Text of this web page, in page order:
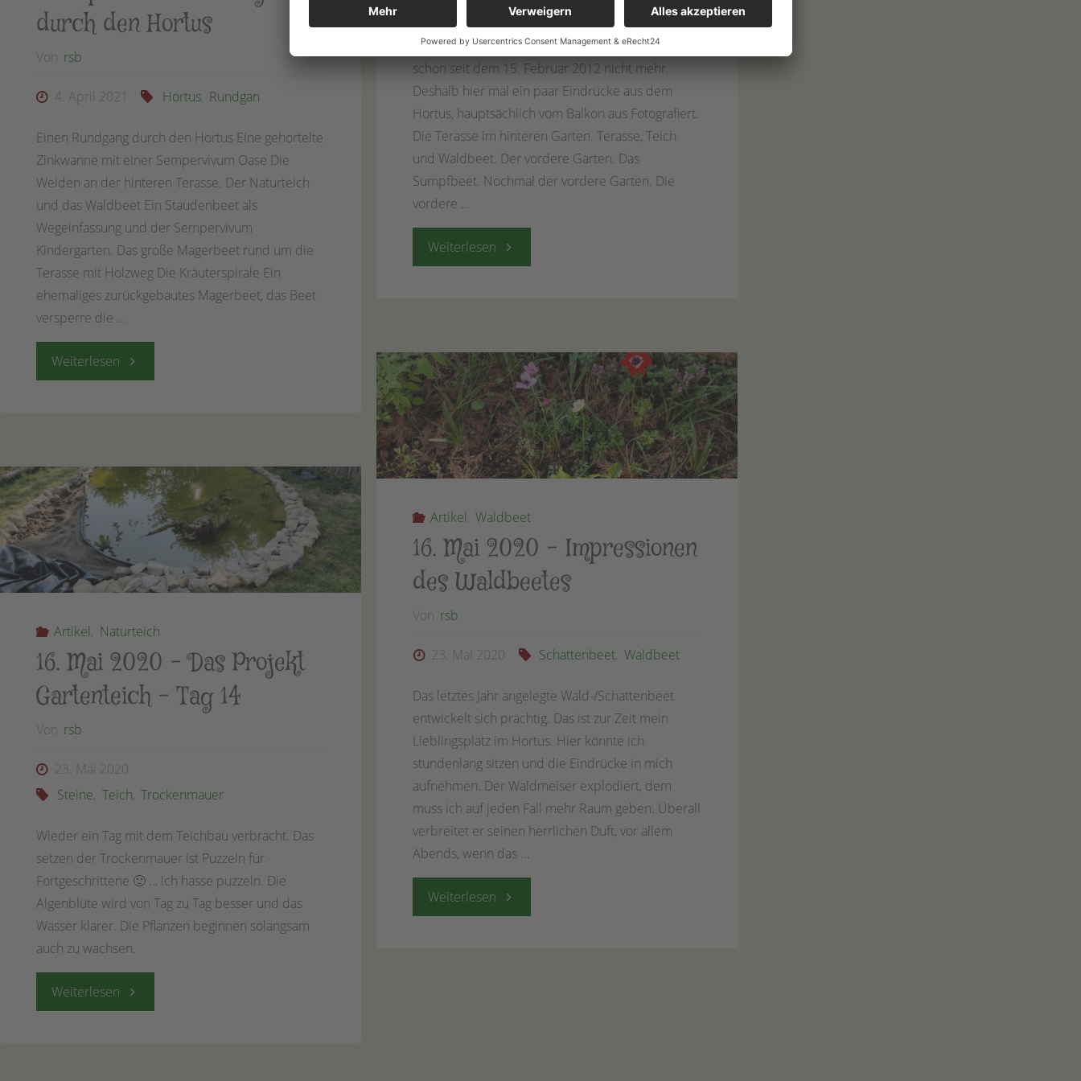
2. Dezember 2023
So viel Schnee innerhalb kürzester Zeit hatten wir
schon seit dem 15. Februar 2012 nicht mehr.
Deshalb hier mal ein paar Eindrücke aus dem
Hortus, hauptsächlich vom Balkon aus Fotografiert.
Die Terasse im hinteren Garten. Terasse, Teich
und Waldbeet. Der vordere Garten. Das
Sumpfbeet. Nochmal der vordere Garten. Die
vordere …
Weiterlesen"02.
Wintereindrücke
aus
dem
Hortus"
durch den Hortus
Von rsb
4. April 2021 Hortus, Rundgan
Einen Rundgang durch den Hortus Eine gehortelte
Zinkwanne mit einer Sempervivum Oase Die
Weiden an der hinteren Terasse. Der Naturteich
und das Waldbeet Ein Staudenbeet als
Wegeinfassung und der Sempervivum
Kindergarten. Das große Magerbeet rund um die
Terasse mit Holzweg Die Kräuterspirale Ein
ehemaliges zurückgebautes Magerbeet, das Beet
versperre die …
Weiterlesen "04.
Rundgang
den
Hortus"
Artikel, Waldbeet
16. Mai 2020 – Impressionen
des Waldbeetes
Von rsb
23. Mai 2020 Schattenbeet, Waldbeet
Das letztes Jahr angelegte Wald-/Schattenbeet
entwickelt sich prächtig. Das ist zur Zeit mein
Lieblingsplatz im Hortus. Hier könnte ich
stundenlang sitzen und die Eindrücke in mich
aufnehmen. Der Waldmeiser explodiert, dem
muss ich auf jeden Fall mehr Raum geben. Überall
verbreitet er seinen herrlichen Duft, vor allem
Abends, wenn das …
Weiterlesen"16.
Artikel, Naturteich
16. Mai 2020 – Das Projekt
Gartenteich – Tag 14
Von rsb
23. Mai 2020
Steine, Teich, Trockenmauer
Wieder ein Tag mit dem Teichbau verbracht. Das
setzen der Trockenmauer ist Puzzeln für
Fortgeschrittene 🙂 … ich hasse puzzeln. Die
Algenblüte wird von Tag zu Tag besser und das
Wasser klarer. Die Pflanzen beginnen solangsam
auch zu wachsen.
Weiterlesen "16.